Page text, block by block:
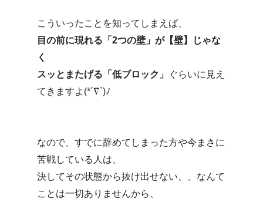
こういったことを知ってしまえば、
目の前に現れる「2つの壁」が【壁】じゃな
く
スッとまたげる「低ブロック」
ぐらいに見え
てきますよ(*´∇`)ﾉ
なので、すでに辞めてしまった方や今まさに
苦戦している人は、
決してその状態から抜け出せない、、なんて
ことは一切ありませんから、